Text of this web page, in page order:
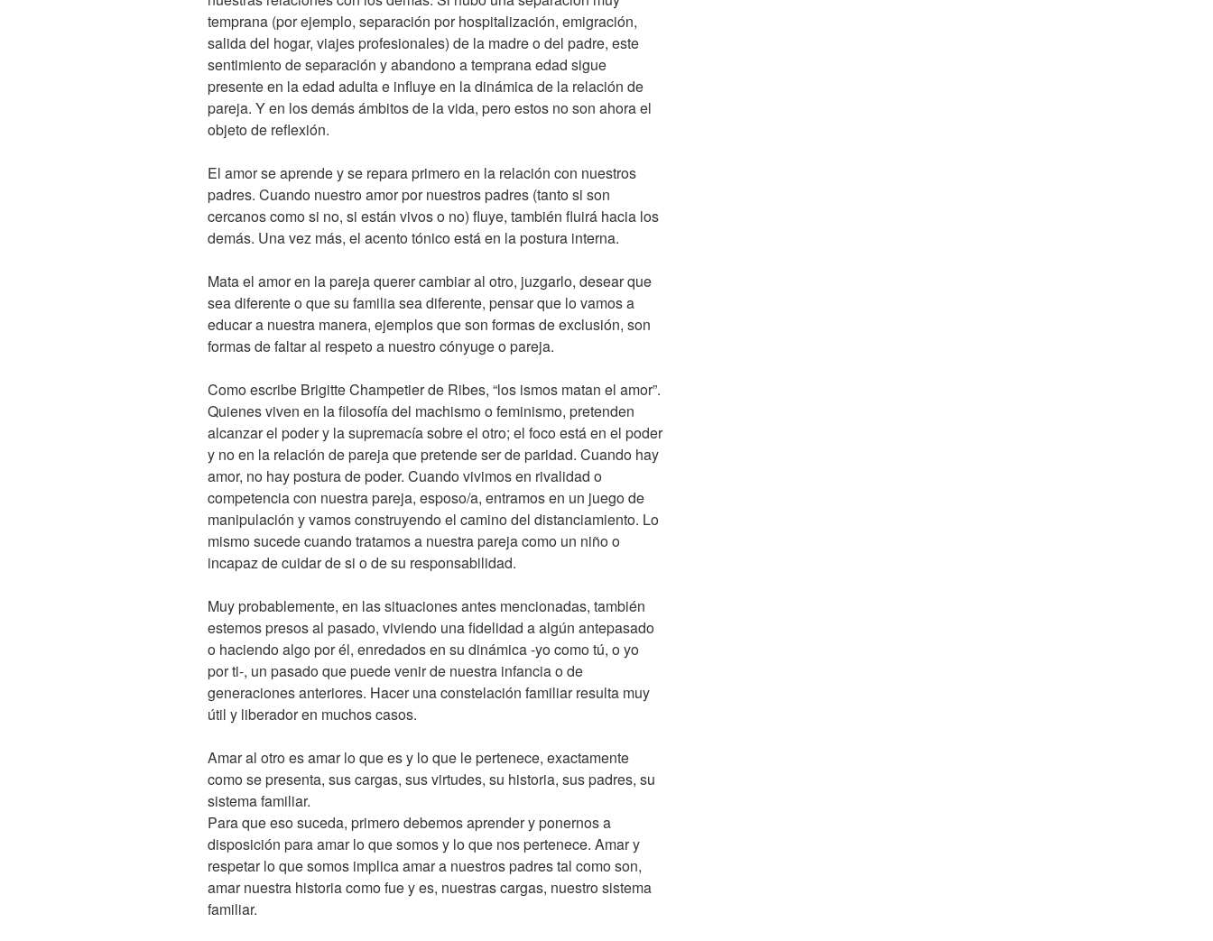
temprana (por ejemplo, separación por hospitalización, emigración,
salida del hogar, viajes profesionales) de la madre o del padre, este
sentimiento de separación y abandono a temprana edad sigue
presente en la edad adulta e influye en la dinámica de la relación de
pareja. Y en los demás ámbitos de la vida, pero estos no son ahora el
objeto de reflexión.
El amor se aprende y se repara primero en la relación con nuestros
padres. Cuando nuestro amor por nuestros padres (tanto si son
cercanos como si no, si están vivos o no) fluye, también fluirá hacia los
demás. Una vez más, el acento tónico está en la postura interna.
Mata el amor en la pareja querer cambiar al otro, juzgarlo, desear que
sea diferente o que su familia sea diferente, pensar que lo vamos a
educar a nuestra manera, ejemplos que son formas de exclusión, son
formas de faltar al respeto a nuestro cónyuge o pareja.
Como escribe Brigitte Champetier de Ribes, “los ismos matan el amor”.
Quienes viven en la filosofía del machismo o feminismo, pretenden
alcanzar el poder y la supremacía sobre el otro; el foco está en el poder
y no en la relación de pareja que pretende ser de paridad. Cuando hay
amor, no hay postura de poder. Cuando vivimos en rivalidad o
competencia con nuestra pareja, esposo/a, entramos en un juego de
manipulación y vamos construyendo el camino del distanciamiento. Lo
mismo sucede cuando tratamos a nuestra pareja como un niño o
incapaz de cuidar de si o de su responsabilidad.
Muy probablemente, en las situaciones antes mencionadas, también
estemos presos al pasado, viviendo una fidelidad a algún antepasado
o haciendo algo por él, enredados en su dinámica -yo como tú, o yo
por ti-, un pasado que puede venir de nuestra infancia o de
generaciones anteriores. Hacer una constelación familiar resulta muy
útil y liberador en muchos casos.
Amar al otro es amar lo que es y lo que le pertenece, exactamente
como se presenta, sus cargas, sus virtudes, su historia, sus padres, su
sistema familiar.
Para que eso suceda, primero debemos aprender y ponernos a
disposición para amar lo que somos y lo que nos pertenece. Amar y
respetar lo que somos implica amar a nuestros padres tal como son,
amar nuestra historia como fue y es, nuestras cargas, nuestro sistema
familiar.